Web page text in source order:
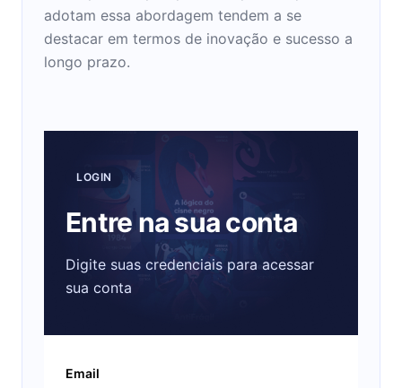
adotam essa abordagem tendem a se
destacar em termos de inovação e sucesso a
longo prazo.
LOGIN
Entre na sua conta
Digite suas credenciais para acessar
sua conta
Email